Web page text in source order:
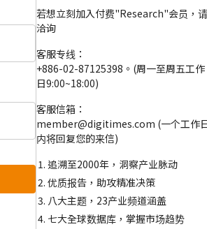
若想立刻加入付费"Research"会员，请
洽询
客服专线：
+886-02-87125398。(周一至周五工作
日9:00~18:00)
客服信箱：
member@digitimes.com (一个工作
内将回复您的来信)
追溯至2000年，洞察产业脉动
优质报告，助攻精准决策
八大主题，23产业频道涵盖
七大全球数据库，掌握市场趋势